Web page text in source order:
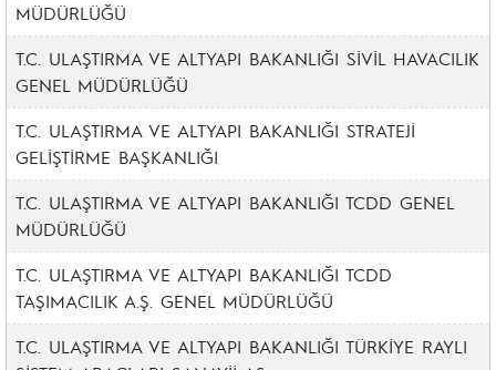
MÜDÜRLÜĞÜ
T.C. ULAŞTIRMA VE ALTYAPI BAKANLIĞI SİVİL HAVACILIK
GENEL MÜDÜRLÜĞÜ
T.C. ULAŞTIRMA VE ALTYAPI BAKANLIĞI STRATEJİ
GELİŞTİRME BAŞKANLIĞI
T.C. ULAŞTIRMA VE ALTYAPI BAKANLIĞI TCDD GENEL
MÜDÜRLÜĞÜ
T.C. ULAŞTIRMA VE ALTYAPI BAKANLIĞI TCDD
TAŞIMACILIK A.Ş. GENEL MÜDÜRLÜĞÜ
T.C. ULAŞTIRMA VE ALTYAPI BAKANLIĞI TÜRKİYE RAYLI